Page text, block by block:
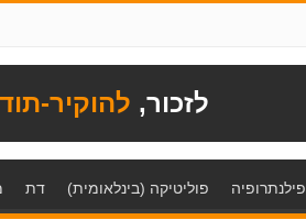
לזכור, להוקיר-
פילנתרופיה פוליטיקה (בינלאומית) דת